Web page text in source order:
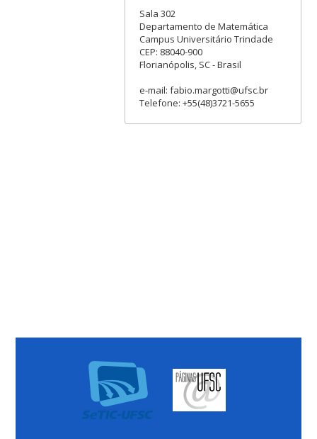
Sala 302
Departamento de Matemática
Campus Universitário Trindade
CEP: 88040-900
Florianópolis, SC - Brasil
e-mail: fabio.margotti@ufsc.br
Telefone: +55(48)3721-5655